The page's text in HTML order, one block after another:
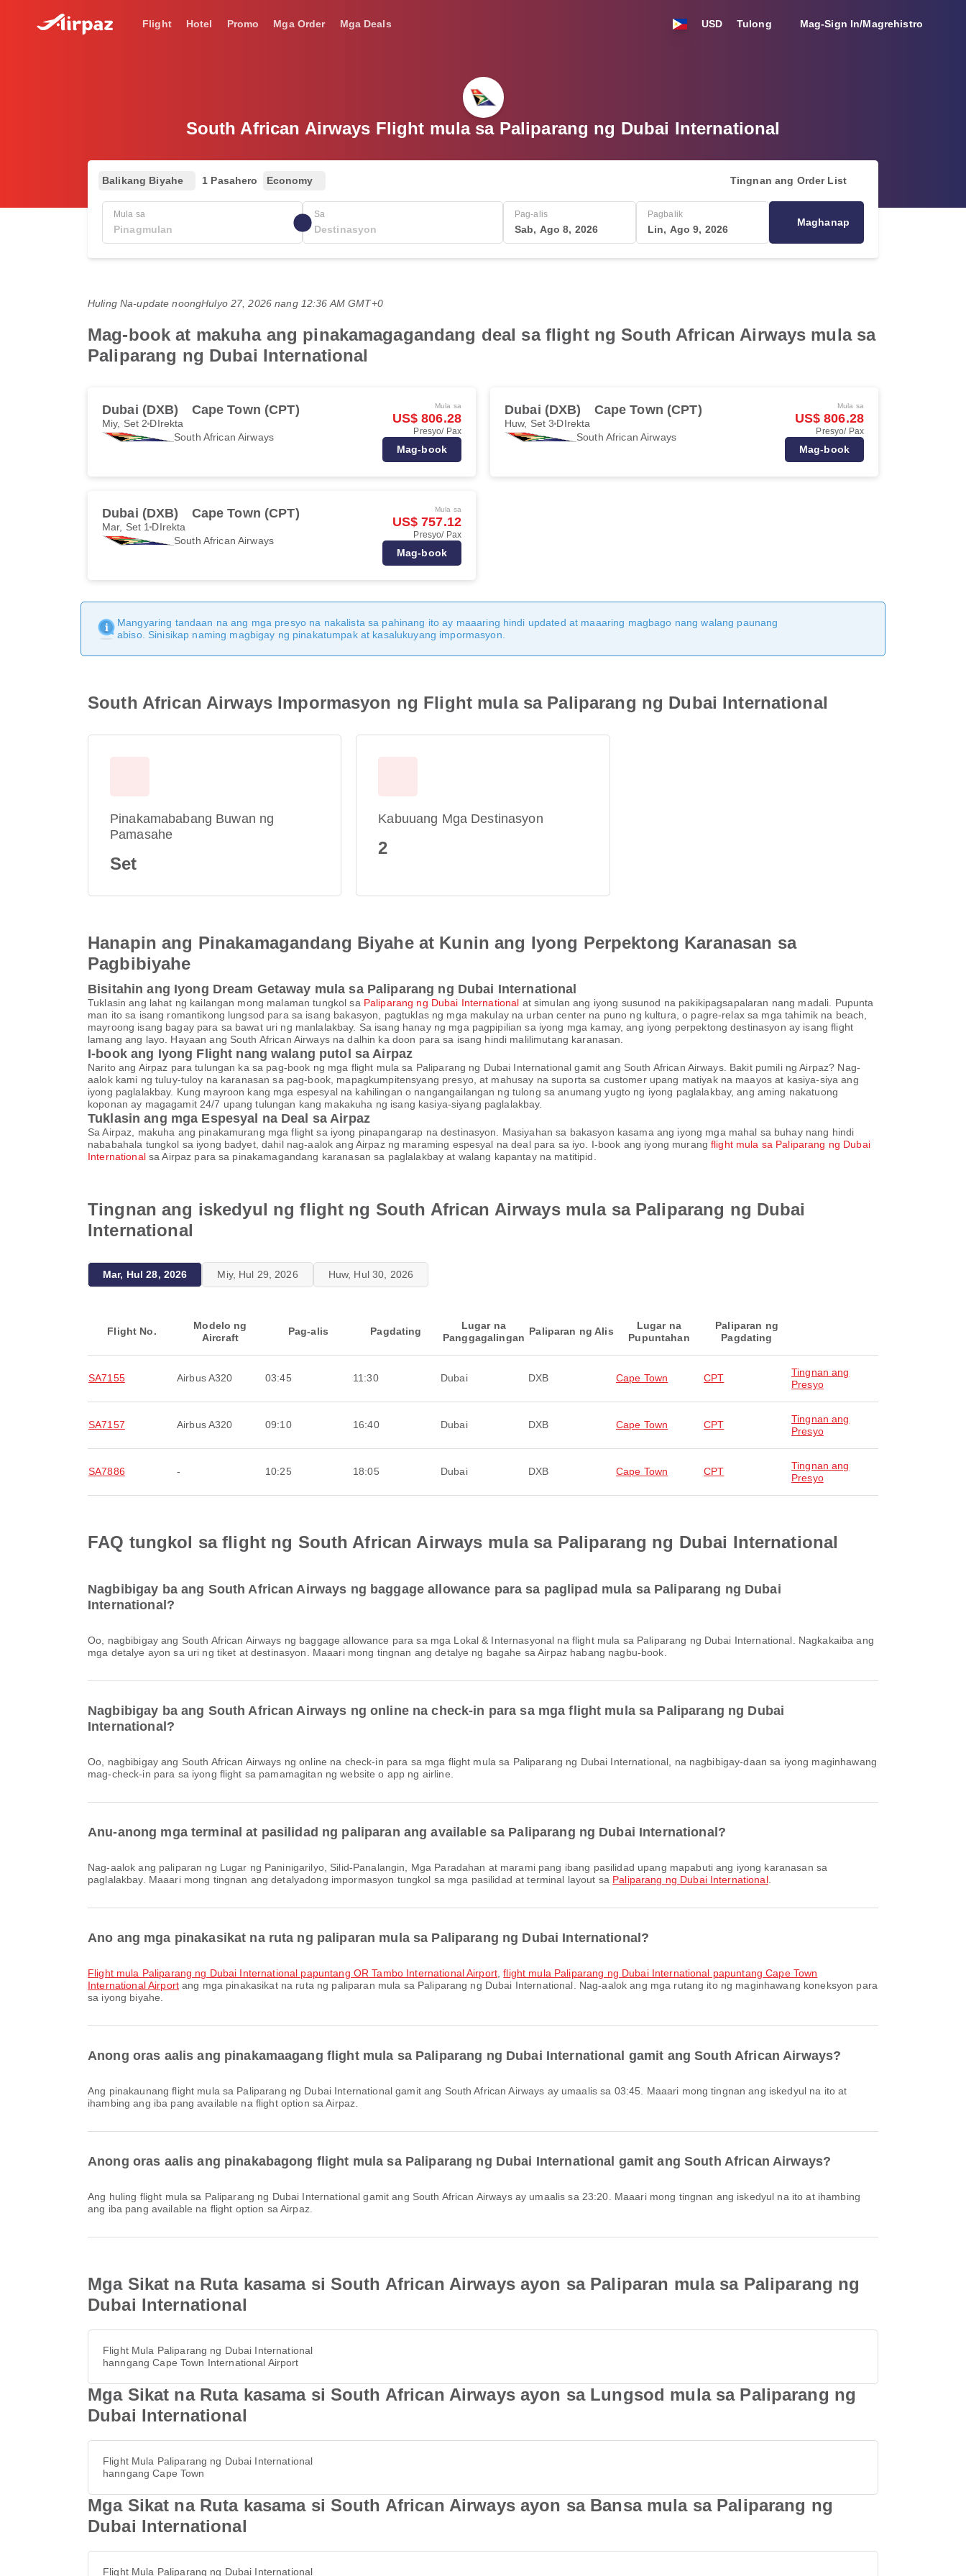
Flight Hotel Promo Mga Order Mga Deals USD Tulong Mag-Sign In/Magrehistro
South African Airways Flight mula sa Paliparang ng Dubai International
Balikang Biyahe 1 Pasahero Economy Tingnan ang Order List
Mula sa Sa Pag-alis
Sab, Ago 8, 2026
Pagbalik
Lin, Ago 9, 2026
Maghanap
Huling Na-update noongHulyo 27, 2026 nang 12:36 AM GMT+0
Mag-book at makuha ang pinakamagagandang deal sa flight ng South African Airways mula sa
Paliparang ng Dubai International
Dubai (DXB) Cape Town (CPT)
Miy, Set 2 DIrekta
South African Airways
Mula sa
US$ 806.28
Presyo/ Pax
Mag-book
Dubai (DXB) Cape Town (CPT)
Huw, Set 3 DIrekta
South African Airways
Mula sa
US$ 806.28
Presyo/ Pax
Mag-book
Dubai (DXB) Cape Town (CPT)
Mar, Set 1 DIrekta
South African Airways
Mula sa
US$ 757.12
Presyo/ Pax
Mag-book
Mangyaring tandaan na ang mga presyo na nakalista sa pahinang ito ay maaaring hindi updated at maaaring magbago nang walang paunang
abiso. Sinisikap naming magbigay ng pinakatumpak at kasalukuyang impormasyon.
South African Airways Impormasyon ng Flight mula sa Paliparang ng Dubai International
Pinakamababang Buwan ng
Pamasahe
Set
Kabuuang Mga Destinasyon
2
Hanapin ang Pinakamagandang Biyahe at Kunin ang Iyong Perpektong Karanasan sa
Pagbibiyahe
Bisitahin ang Iyong Dream Getaway mula sa Paliparang ng Dubai International
Tuklasin ang lahat ng kailangan mong malaman tungkol sa Paliparang ng Dubai International at simulan ang iyong susunod na pakikipagsapalaran nang madali. Pupunta
man ito sa isang romantikong lungsod para sa isang bakasyon, pagtuklas ng mga makulay na urban center na puno ng kultura, o pagre-relax sa mga tahimik na beach,
mayroong isang bagay para sa bawat uri ng manlalakbay. Sa isang hanay ng mga pagpipilian sa iyong mga kamay, ang iyong perpektong destinasyon ay isang flight
lamang ang layo. Hayaan ang South African Airways na dalhin ka doon para sa isang hindi malilimutang karanasan.
I-book ang Iyong Flight nang walang putol sa Airpaz
Narito ang Airpaz para tulungan ka sa pag-book ng mga flight mula sa Paliparang ng Dubai International gamit ang South African Airways. Bakit pumili ng Airpaz? Nag-
aalok kami ng tuluy-tuloy na karanasan sa pag-book, mapagkumpitensyang presyo, at mahusay na suporta sa customer upang matiyak na maayos at kasiya-siya ang
iyong paglalakbay. Kung mayroon kang mga espesyal na kahilingan o nangangailangan ng tulong sa anumang yugto ng iyong paglalakbay, ang aming nakatuong
koponan ay magagamit 24/7 upang tulungan kang makakuha ng isang kasiya-siyang paglalakbay.
Tuklasin ang mga Espesyal na Deal sa Airpaz
Sa Airpaz, makuha ang pinakamurang mga flight sa iyong pinapangarap na destinasyon. Masiyahan sa bakasyon kasama ang iyong mga mahal sa buhay nang hindi
nababahala tungkol sa iyong badyet, dahil nag-aalok ang Airpaz ng maraming espesyal na deal para sa iyo. I-book ang iyong murangflight mula sa Paliparang ng Dubai
Internationalsa Airpaz para sa pinakamagandang karanasan sa paglalakbay at walang kapantay na matitipid.
Tingnan ang iskedyul ng flight ng South African Airways mula sa Paliparang ng Dubai
International
Mar, Hul 28, 2026 Miy, Hul 29, 2026 Huw, Hul 30, 2026
Flight No.
Modelo ng
Aircraft
Pag-alis Pagdating
Lugar na
Panggagalingan
Paliparan ng Alis
Lugar na
Pupuntahan
Paliparan ng
Pagdating
SA7155 Airbus A320 03:45 11:30 Dubai DXB Cape Town CPT
Tingnan ang
Presyo
SA7157 Airbus A320 09:10 16:40 Dubai DXB Cape Town CPT
Tingnan ang
Presyo
SA7886 - 10:25 18:05 Dubai DXB Cape Town CPT
Tingnan ang
Presyo
FAQ tungkol sa flight ng South African Airways mula sa Paliparang ng Dubai International
Nagbibigay ba ang South African Airways ng baggage allowance para sa paglipad mula sa Paliparang ng Dubai
International?
Oo, nagbibigay ang South African Airways ng baggage allowance para sa mga Lokal & Internasyonal na flight mula sa Paliparang ng Dubai International. Nagkakaiba ang
mga detalye ayon sa uri ng tiket at destinasyon. Maaari mong tingnan ang detalye ng bagahe sa Airpaz habang nagbu-book.
Nagbibigay ba ang South African Airways ng online na check-in para sa mga flight mula sa Paliparang ng Dubai
International?
Oo, nagbibigay ang South African Airways ng online na check-in para sa mga flight mula sa Paliparang ng Dubai International, na nagbibigay-daan sa iyong maginhawang
mag-check-in para sa iyong flight sa pamamagitan ng website o app ng airline.
Anu-anong mga terminal at pasilidad ng paliparan ang available sa Paliparang ng Dubai International?
Nag-aalok ang paliparan ng Lugar ng Paninigarilyo, Silid-Panalangin, Mga Paradahan at marami pang ibang pasilidad upang mapabuti ang iyong karanasan sa
paglalakbay. Maaari mong tingnan ang detalyadong impormasyon tungkol sa mga pasilidad at terminal layout sa Paliparang ng Dubai International.
Ano ang mga pinakasikat na ruta ng paliparan mula sa Paliparang ng Dubai International?
flight mula Paliparang ng Dubai International papuntang OR Tambo International Airport ,flight mula Paliparang ng Dubai International papuntang Cape Town
International Airportang mga pinakasikat na ruta ng paliparan mula sa Paliparang ng Dubai International. Nag-aalok ang mga rutang ito ng maginhawang koneksyon para
sa iyong biyahe.
Anong oras aalis ang pinakamaagang flight mula sa Paliparang ng Dubai International gamit ang South African Airways?
Ang pinakaunang flight mula sa Paliparang ng Dubai International gamit ang South African Airways ay umaalis sa 03:45. Maaari mong tingnan ang iskedyul na ito at
ihambing ang iba pang available na flight option sa Airpaz.
Anong oras aalis ang pinakabagong flight mula sa Paliparang ng Dubai International gamit ang South African Airways?
Ang huling flight mula sa Paliparang ng Dubai International gamit ang South African Airways ay umaalis sa 23:20. Maaari mong tingnan ang iskedyul na ito at ihambing
ang iba pang available na flight option sa Airpaz.
Mga Sikat na Ruta kasama si South African Airways ayon sa Paliparan mula sa Paliparang ng
Dubai International
Flight Mula Paliparang ng Dubai International
hanngang Cape Town International Airport
Mga Sikat na Ruta kasama si South African Airways ayon sa Lungsod mula sa Paliparang ng
Dubai International
Flight Mula Paliparang ng Dubai International
hanngang Cape Town
Mga Sikat na Ruta kasama si South African Airways ayon sa Bansa mula sa Paliparang ng
Dubai International
Flight Mula Paliparang ng Dubai International